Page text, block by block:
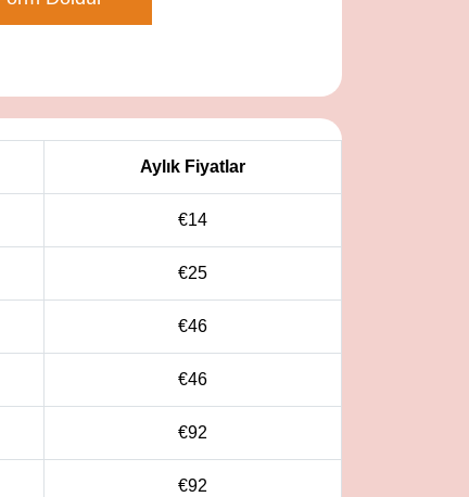
Aylık Fiyatlar
€14
€25
€46
€46
€92
€92